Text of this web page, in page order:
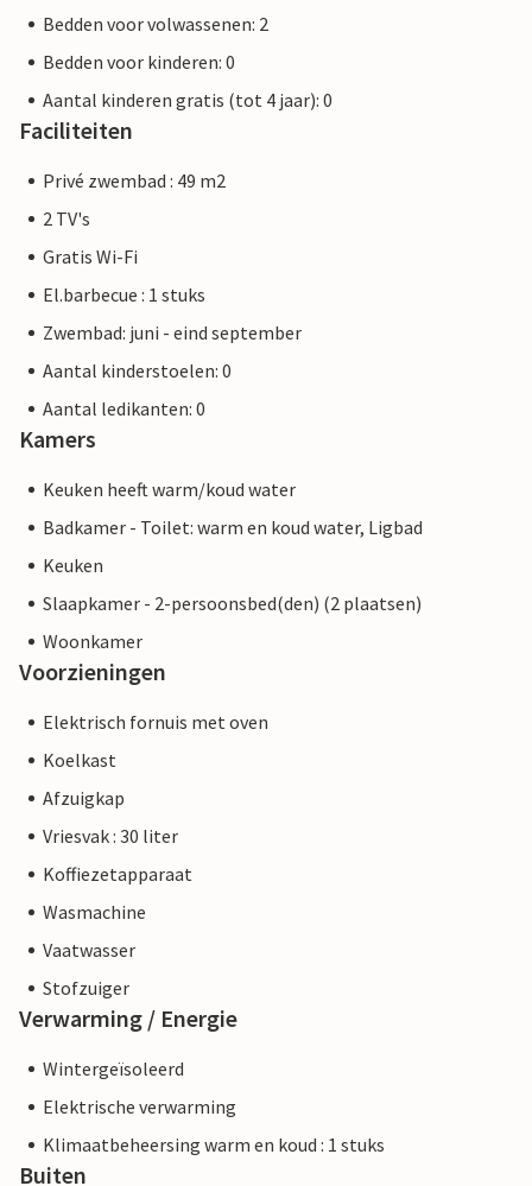
Bedden voor volwassenen: 2
Bedden voor kinderen: 0
Aantal kinderen gratis (tot 4 jaar): 0
Faciliteiten
Privé zwembad : 49 m2
2 TV's
Gratis Wi-Fi
El.barbecue : 1 stuks
Zwembad: juni - eind september
Aantal kinderstoelen: 0
Aantal ledikanten: 0
Kamers
Keuken heeft warm/koud water
Badkamer - Toilet: warm en koud water, Ligbad
Keuken
Slaapkamer - 2-persoonsbed(den) (2 plaatsen)
Woonkamer
Voorzieningen
Elektrisch fornuis met oven
Koelkast
Afzuigkap
Vriesvak : 30 liter
Koffiezetapparaat
Wasmachine
Vaatwasser
Stofzuiger
Verwarming / Energie
Wintergeïsoleerd
Elektrische verwarming
Klimaatbeheersing warm en koud : 1 stuks
Buiten